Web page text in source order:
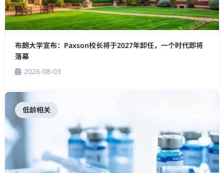
布朗大学宣布：Paxson校长将于2027年卸任，一个时代即将
落幕
2026-08-03
低龄相关